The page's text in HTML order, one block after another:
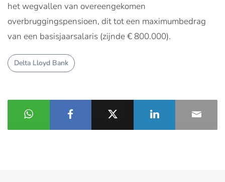
het wegvallen van overeengekomen
overbruggingspensioen, dit tot een maximumbedrag
van een basisjaarsalaris (zijnde € 800.000).
Delta Lloyd Bank